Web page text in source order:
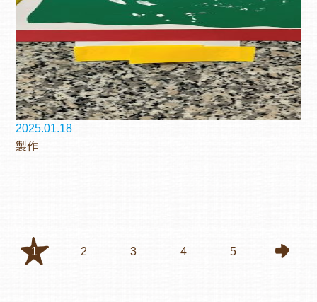
2025.01.18
製作
1 2 3 4 5